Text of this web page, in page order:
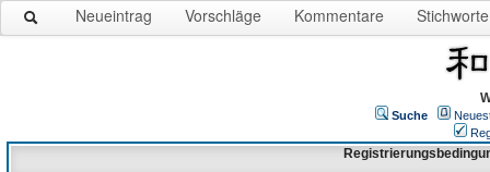
Neueintrag Vorschläge Kommentare Stichworte
Suche